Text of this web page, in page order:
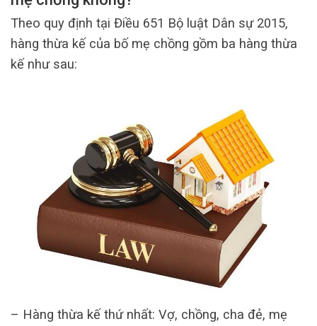
Theo quy định tại Điều 651 Bộ luật Dân sự 2015,
hàng thừa kế của bố mẹ chồng gồm ba hàng thừa
kế như sau:
– Hàng thừa kế thứ nhất: Vợ, chồng, cha đẻ, mẹ